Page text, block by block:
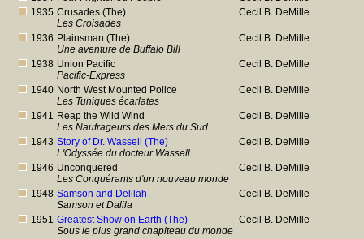
1935 Crusades (The)
Les Croisades
Cecil B. DeMille
1936 Plainsman (The)
Une aventure de Buffalo Bill
Cecil B. DeMille
1938 Union Pacific
Pacific-Express
Cecil B. DeMille
1940 North West Mounted Police
Les Tuniques écarlates
Cecil B. DeMille
1941 Reap the Wild Wind
Les Naufrageurs des Mers du Sud
Cecil B. DeMille
1943 Story of Dr. Wassell (The)
L'Odyssée du docteur Wassell
Cecil B. DeMille
1946 Unconquered
Les Conquérants d'un nouveau monde
Cecil B. DeMille
1948 Samson and Delilah
Samson et Dalila
Cecil B. DeMille
1951 Greatest Show on Earth (The)
Sous le plus grand chapiteau du monde
Cecil B. DeMille